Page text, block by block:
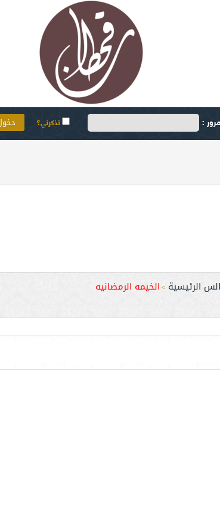
: تذكرني؟
الرئيسية > الخيمه الرمضانيه